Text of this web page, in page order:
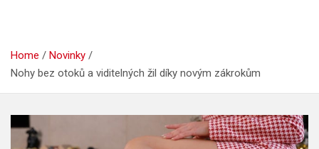
Home
Novinky
Nohy bez otoků a viditelných žil díky novým zákrokům